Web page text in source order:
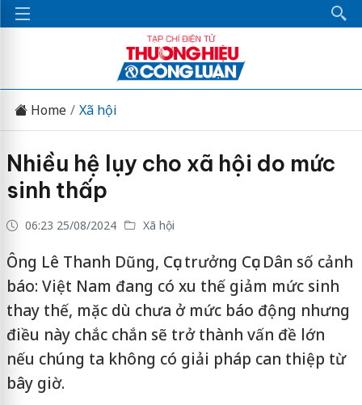
Home Xã hội
Nhiều hệ lụy cho xã hội do mức
sinh thấp
06:23 25/08/2024 Xã hội
Ông Lê Thanh Dũng, Cục trưởng Cục Dân số cảnh
báo: Việt Nam đang có xu thế giảm mức sinh
thay thế, mặc dù chưa ở mức báo động nhưng
điều này chắc chắn sẽ trở thành vấn đề lớn
nếu chúng ta không có giải pháp can thiệp từ
bây giờ.